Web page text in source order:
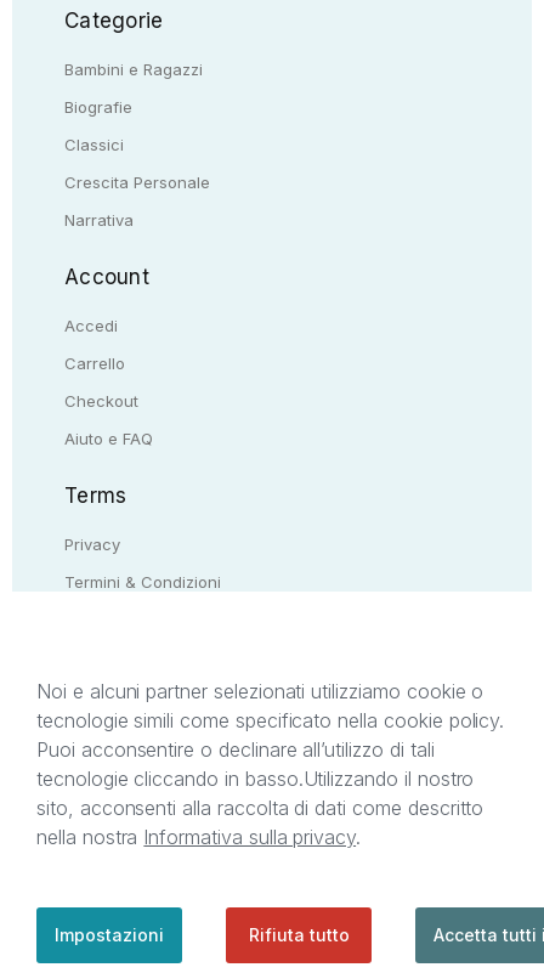
Categorie
Bambini e Ragazzi
Biografie
Classici
Crescita Personale
Narrativa
Account
Accedi
Carrello
Checkout
Aiuto e FAQ
Terms
Privacy
Termini & Condizioni
Il presente sito web è di proprietà di StreetLib S.r.l.
C.F. e P.IVA 05338720963. StreetLib S.r.l. è
titolare di tutti i diritti di proprietà intellettuale
afferenti ai marchi, loghi e segni distintivi presenti
sul sito web. Si invita l’utente a prendere visione
support@streetlib.com
Noi e alcuni partner selezionati utilizziamo cookie o
tecnologie simili come specificato nella cookie policy.
Puoi acconsentire o declinare all’utilizzo di tali
tecnologie cliccando in basso.Utilizzando il nostro
sito, acconsenti alla raccolta di dati come descritto
nella nostra Informativa sulla privacy.
Impostazioni Rifiuta tutto Accetta tutti